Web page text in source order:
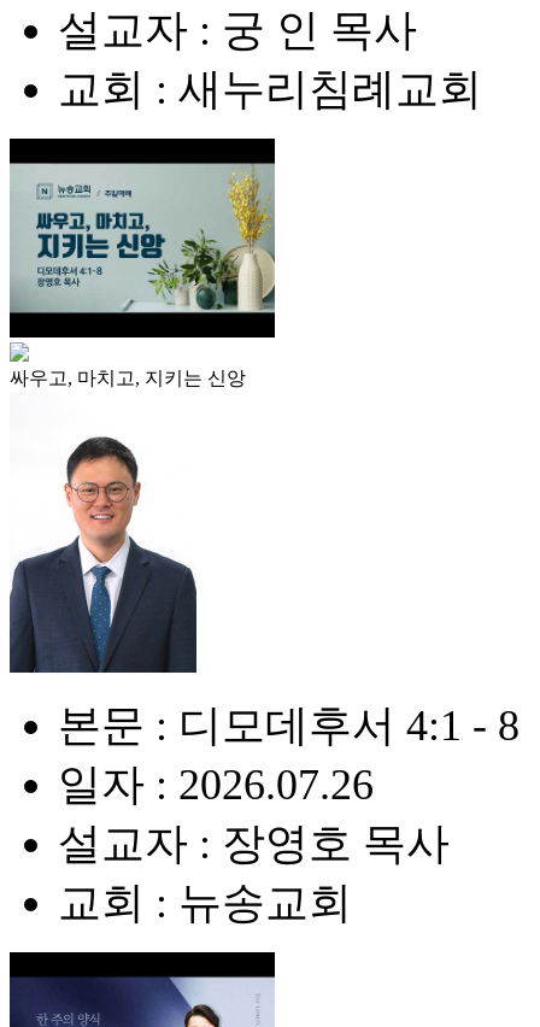
설교자 : 궁 인 목사
교회 : 새누리침례교회
싸우고, 마치고, 지키는 신앙
본문 : 디모데후서 4:1 - 8
일자 : 2026.07.26
설교자 : 장영호 목사
교회 : 뉴송교회